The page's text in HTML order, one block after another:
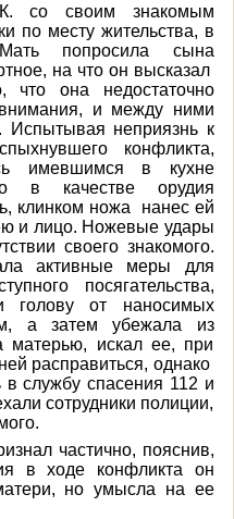
со своим знакомым
по месту жительства, в
попросила сына
на что он высказал
что она недостаточно
внимания, и между ними
Испытывая неприязнь к
конфликта,
имевшимся в кухне
в качестве орудия
клинком ножа нанес ей
и лицо. Ножевые удары
своего знакомого.
активные меры для
посягательства,
от наносимых
а затем убежала из
матерью, искал ее, при
расправиться, однако
в службу спасения 112 и
сотрудники полиции,
частично, пояснив,
в ходе конфликта он
но умысла на ее